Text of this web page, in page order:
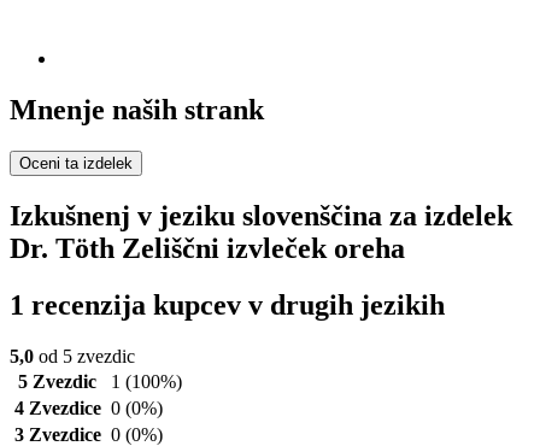
Mnenje naših strank
Oceni ta izdelek
Izkušnenj v jeziku slovenščina za izdelek
Dr. Töth Zeliščni izvleček oreha
1 recenzija kupcev v drugih jezikih
5,0 od 5 zvezdic
5 Zvezdic
1 (100%)
4 Zvezdice 0 (0%)
3 Zvezdice 0 (0%)